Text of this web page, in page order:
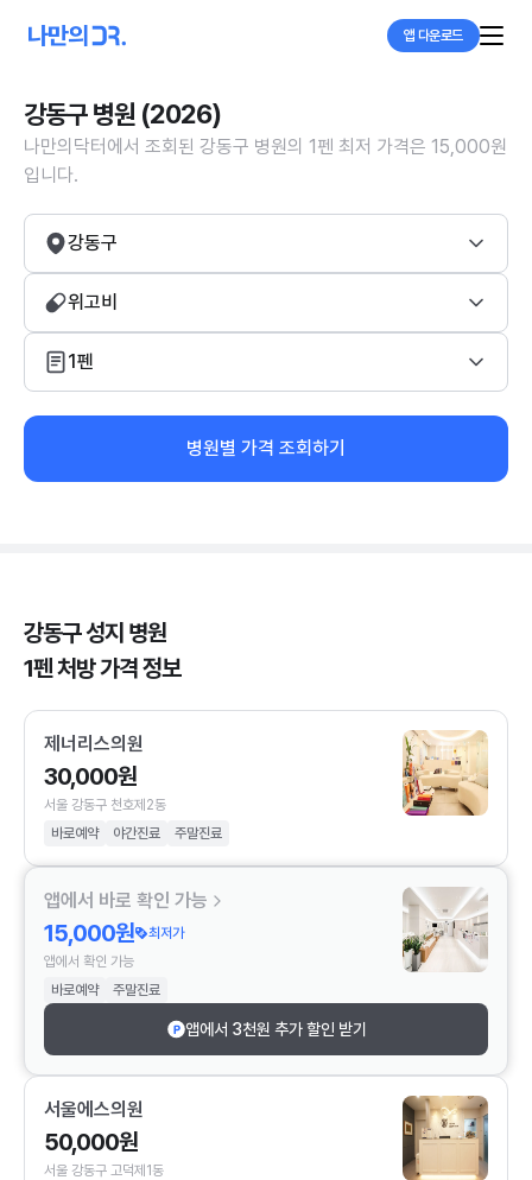
앱 다운로드
강동구 병원 (2026)
나만의닥터에서 조회된 강동구 병원의 1펜 최저 가격은 15,000원
입니다.
강동구
위고비
1펜
병원별 가격 조회하기
강동구 성지 병원
1펜 처방 가격 정보
제너리스의원
30,000원
서울 강동구 천호제2동
바로예약
야간진료 주말진료
앱에서 바로 확인 가능
15,000원
최저가
앱에서 확인 가능
바로예약
주말진료
앱에서 3천원 추가 할인 받기
서울에스의원
50,000원
서울 강동구 고덕제1동